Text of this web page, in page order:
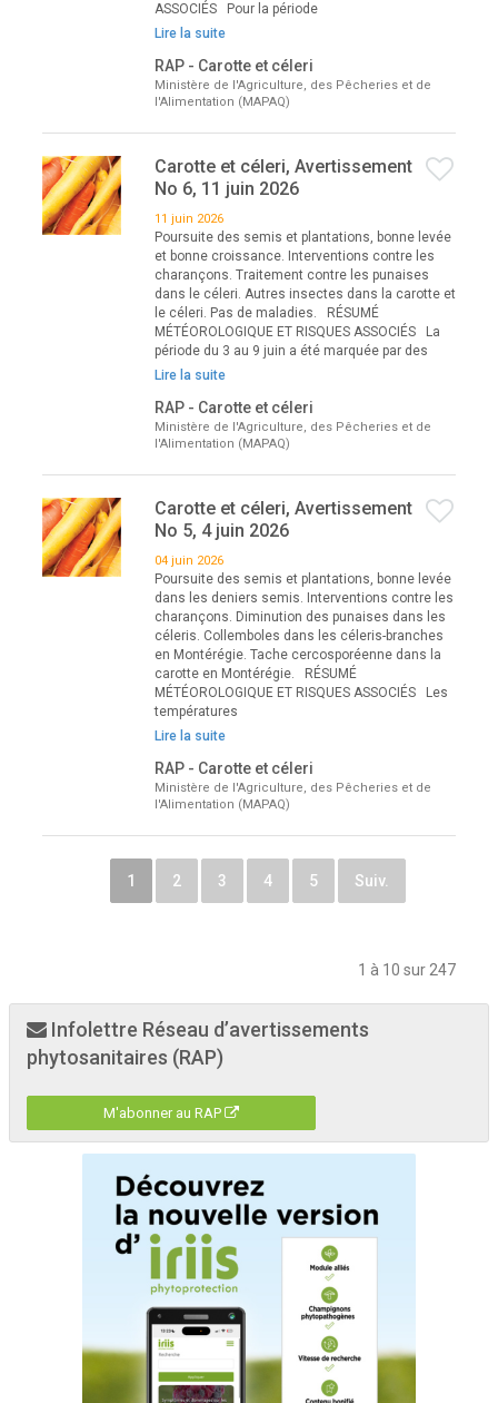
ASSOCIÉS Pour la période
Lire la suite
RAP - Carotte et céleri
Ministère de l'Agriculture, des Pêcheries et de
l'Alimentation (MAPAQ)
Carotte et céleri, Avertissement
No 6, 11 juin 2026
11 juin 2026
Poursuite des semis et plantations, bonne levée
et bonne croissance. Interventions contre les
charançons. Traitement contre les punaises
dans le céleri. Autres insectes dans la carotte et
le céleri. Pas de maladies. RÉSUMÉ
MÉTÉOROLOGIQUE ET RISQUES ASSOCIÉS La
période du 3 au 9 juin a été marquée par des
Lire la suite
RAP - Carotte et céleri
Ministère de l'Agriculture, des Pêcheries et de
l'Alimentation (MAPAQ)
Carotte et céleri, Avertissement
No 5, 4 juin 2026
04 juin 2026
Poursuite des semis et plantations, bonne levée
dans les deniers semis. Interventions contre les
charançons. Diminution des punaises dans les
céleris. Collemboles dans les céleris-branches
en Montérégie. Tache cercosporéenne dans la
carotte en Montérégie. RÉSUMÉ
MÉTÉOROLOGIQUE ET RISQUES ASSOCIÉS Les
températures
Lire la suite
RAP - Carotte et céleri
Ministère de l'Agriculture, des Pêcheries et de
l'Alimentation (MAPAQ)
1 2 3 4 5 Suiv.
1 à 10 sur 247
Infolettre Réseau d’avertissements
phytosanitaires (RAP)
M'abonner au RAP